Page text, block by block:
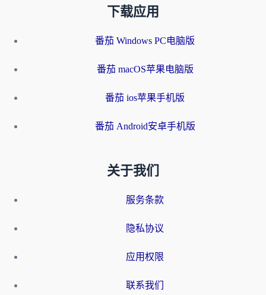
下载应用
番茄 Windows PC电脑版
番茄 macOS苹果电脑版
番茄 ios苹果手机版
番茄 Android安卓手机版
关于我们
服务条款
隐私协议
应用权限
联系我们